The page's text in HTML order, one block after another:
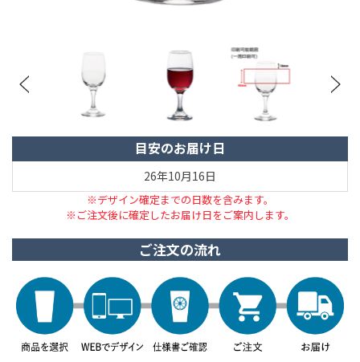
目安のお届け日
26年10月16日
※デザイン確定までの日数を含みます。
※ご注文後に確定したお届け日をご案内します。
ご注文の流れ